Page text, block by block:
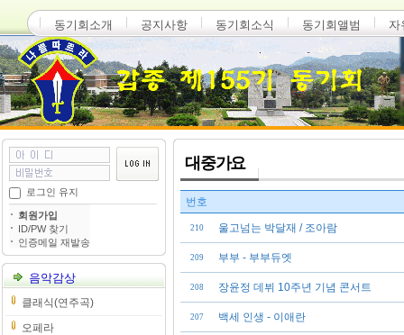
동기회소개 공지사항 동기회소식 동기회앨범 자
로그인 유지
회원가입
ID/PW 찾기
인증메일 재발송
음악감상
클래식(연주곡)
오페라
대중가요
번호
210 울고넘는 박달재 / 조아람
209 부부 - 부부듀엣
208 장윤정 데뷔 10주년 기념 콘서트
207 백세 인생 - 이애란